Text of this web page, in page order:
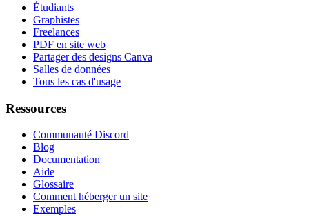
Étudiants
Graphistes
Freelances
PDF en site web
Partager des designs Canva
Salles de données
Tous les cas d'usage
Ressources
Communauté Discord
Blog
Documentation
Aide
Glossaire
Comment héberger un site
Exemples